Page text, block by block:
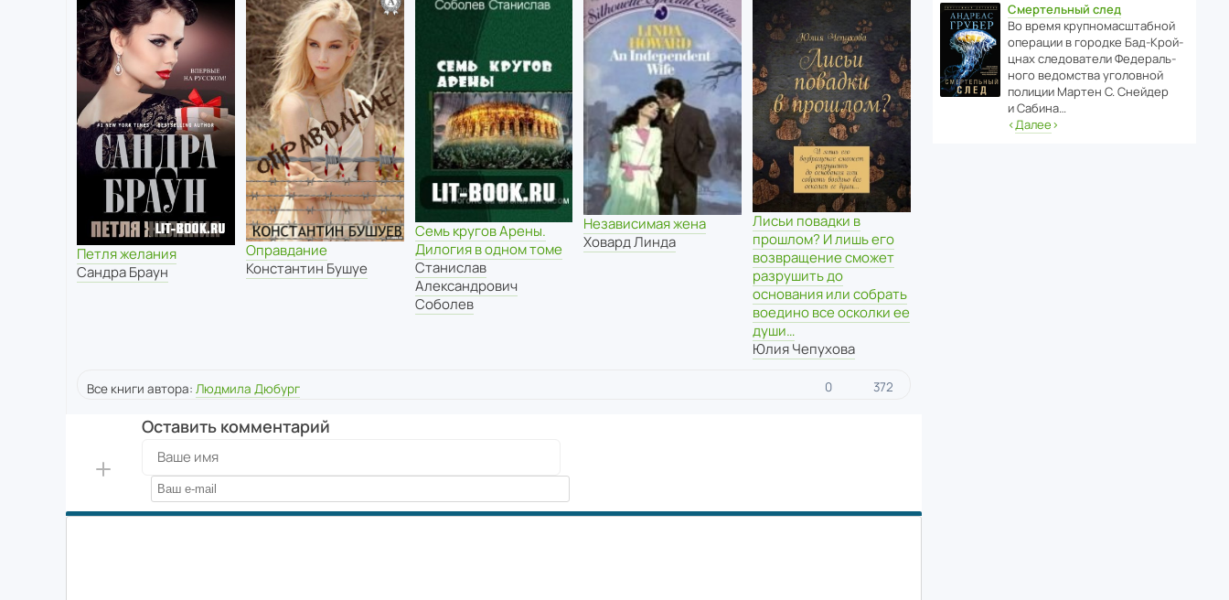
Петля желания
Сандра Браун
Оправдание
Константин Бушуе
Семь кругов Арены.
Дилогия в одном томе
Станислав
Александрович
Соболев
Независимая жена
Ховард Линда
Лисьи повадки в
прошлом? И лишь его
возвращение сможет
разрушить до
основания или собрать
воедино все осколки ее
души…
Юлия Чепухова
Все книги автора: Людмила Дюбург 0 372
Оставить комментарий
Смертельный след
Во время круп­но­мас­ш­та­бной
операции в городке Бад‑Крой­
цнах следо­ва­тели Феде­раль­
ного ведомства уголо­вной
полиции Мартен С. Снейдер
и Сабина…
‹Далее›